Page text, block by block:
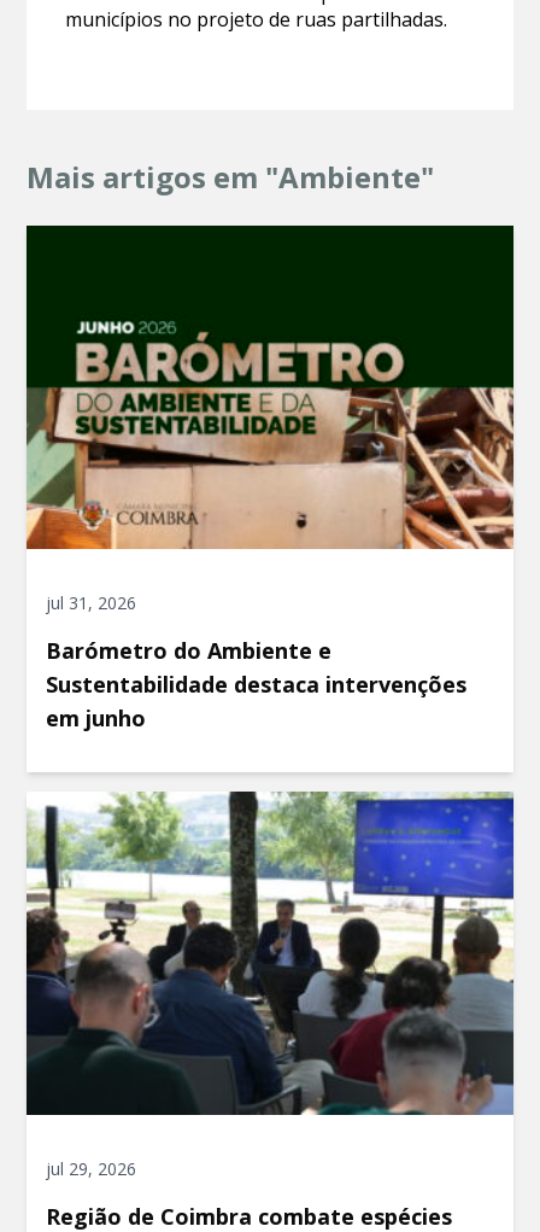
municípios no projeto de ruas partilhadas.
Mais artigos em "Ambiente"
jul 31, 2026
Barómetro do Ambiente e
Sustentabilidade destaca intervenções
em junho
jul 29, 2026
Região de Coimbra combate espécies